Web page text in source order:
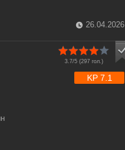
26.04.2026
3.7/5 (297гол.)
KP 7.1